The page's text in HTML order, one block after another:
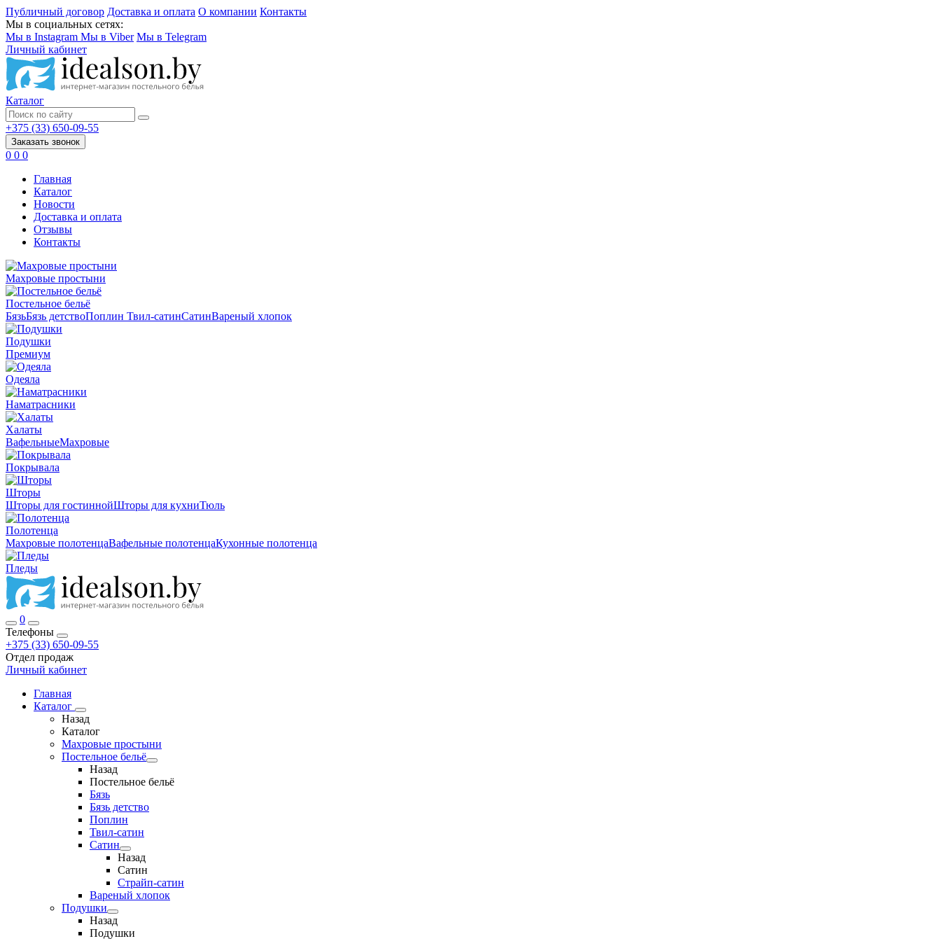
Публичный договор Доставка и оплата О компании Контакты
Мы в социальных сетях:
Мы в Instagram Мы в Viber Мы в Telegram
Личный кабинет
Каталог
+375 (33) 650-09-55
Заказать звонок
0 0 0
Главная
Каталог
Новости
Доставка и оплата
Отзывы
Контакты
Махровые простыни
Постельное бельё
БязьБязь детствоПоплин Твил-сатинСатинВареный хлопок
Подушки
Премиум
Одеяла
Наматрасники
Халаты
ВафельныеМахровые
Покрывала
Шторы
Шторы для гостиннойШторы для кухниТюль
Полотенца
Махровые полотенцаВафельные полотенцаКухонные полотенца
Пледы
0
Телефоны
+375 (33) 650-09-55
Отдел продаж
Личный кабинет
Главная
Каталог
Назад
Каталог
Махровые простыни
Постельное бельё
Назад
Постельное бельё
Бязь
Бязь детство
Поплин
Твил-сатин
Сатин
Назад
Сатин
Страйп-сатин
Вареный хлопок
Подушки
Назад
Подушки